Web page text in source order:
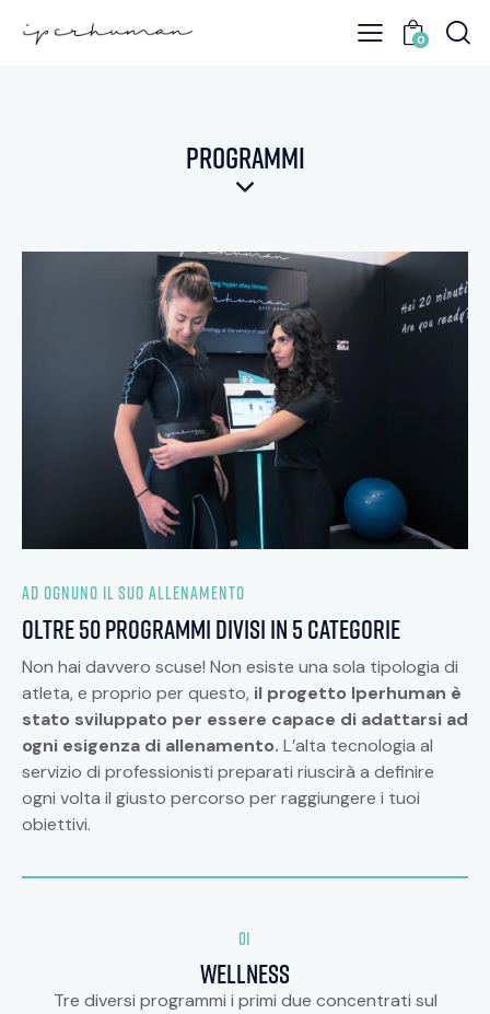
0
Programmi
AD OGNUNO IL SUO ALLENAMENTO
oltre 50 programmi divisi in 5 categorie
Non hai davvero scuse! Non esiste una sola tipologia di
atleta, e proprio per questo, il progetto Iperhuman è
stato sviluppato per essere capace di adattarsi ad
ogni esigenza di allenamento. L’alta tecnologia al
servizio di professionisti preparati riuscirà a definire
ogni volta il giusto percorso per raggiungere i tuoi
obiettivi.
01
wellness
Tre diversi programmi i primi due concentrati sul